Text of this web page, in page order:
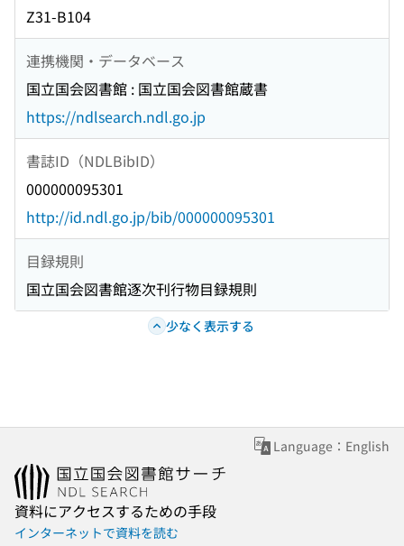
Z31-B104
連携機関・データベース
国立国会図書館 : 国立国会図書館蔵書
https://ndlsearch.ndl.go.jp
書誌ID（NDLBibID）
000000095301
http://id.ndl.go.jp/bib/000000095301
目録規則
国立国会図書館逐次刊行物目録規則
少なく表示する
Language：English
資料にアクセスするための手段
インターネットで資料を読む